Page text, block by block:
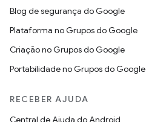
Blog de segurança do Google
Plataforma no Grupos do Google
Criação no Grupos do Google
Portabilidade no Grupos do Google
RECEBER AJUDA
Central de Ajuda do Android